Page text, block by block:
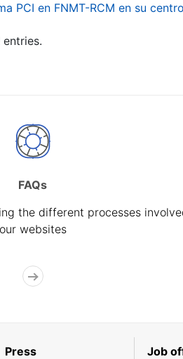
PCI en FNMT-RCM en su
entries.
FAQs
the different processes
our websites
Press Job